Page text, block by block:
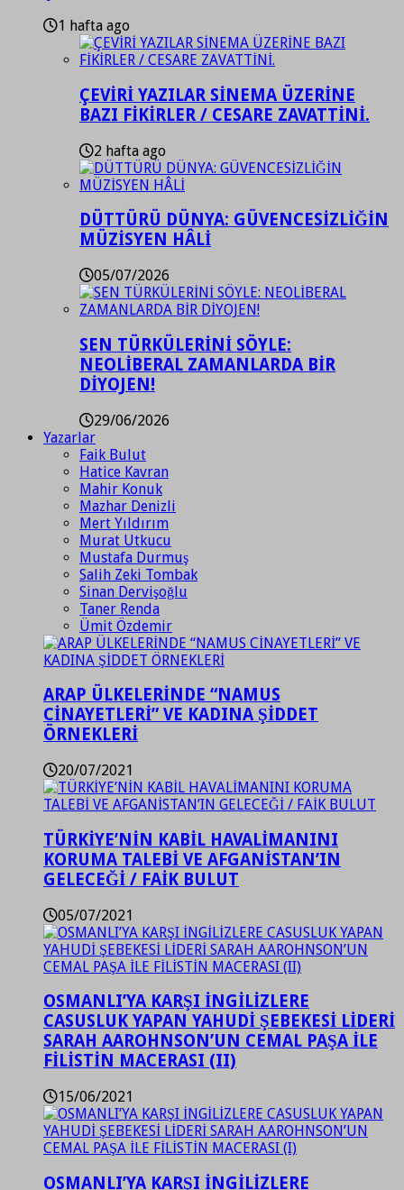
1 hafta ago
ÇEVİRİ YAZILAR SİNEMA ÜZERİNE
BAZI FİKİRLER / CESARE ZAVATTİNİ.
2 hafta ago
DÜTTÜRÜ DÜNYA: GÜVENCESİZLİĞİN
MÜZİSYEN HÂLİ
05/07/2026
SEN TÜRKÜLERİNİ SÖYLE:
NEOLİBERAL ZAMANLARDA BİR
DİYOJEN!
29/06/2026
Yazarlar
Faik Bulut
Hatice Kavran
Mahir Konuk
Mazhar Denizli
Mert Yıldırım
Murat Utkucu
Mustafa Durmuş
Salih Zeki Tombak
Sinan Dervişoğlu
Taner Renda
Ümit Özdemir
ARAP ÜLKELERİNDE “NAMUS
CİNAYETLERİ” VE KADINA ŞİDDET
ÖRNEKLERİ
20/07/2021
TÜRKİYE’NİN KABİL HAVALİMANINI
KORUMA TALEBİ VE AFGANİSTAN’IN
GELECEĞİ / FAİK BULUT
05/07/2021
OSMANLI’YA KARŞI İNGİLİZLERE
CASUSLUK YAPAN YAHUDİ ŞEBEKESİ LİDERİ
SARAH AAROHNSON’UN CEMAL PAŞA İLE
FİLİSTİN MACERASI (II)
15/06/2021
OSMANLI’YA KARŞI İNGİLİZLERE